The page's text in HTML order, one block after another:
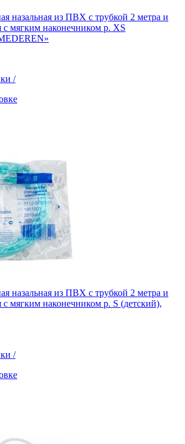
назальная из ПВХ с трубкой 2 метра и
с мягким наконечником р. XS
/
назальная из ПВХ с трубкой 2 метра и
с мягким наконечником р. S (детский),
/